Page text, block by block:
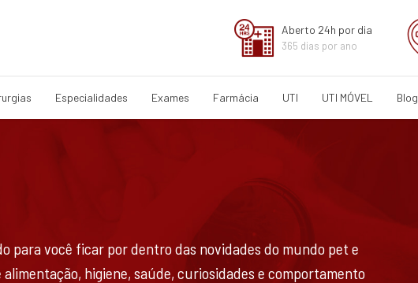
Aberto 24h por dia
365 dias por ano
Especialidades Exames Farmácia UTI UTI MÓVEL Blog
para você ficar por dentro das novidades do mundo pet e
higiene, saúde, curiosidades e comportamento